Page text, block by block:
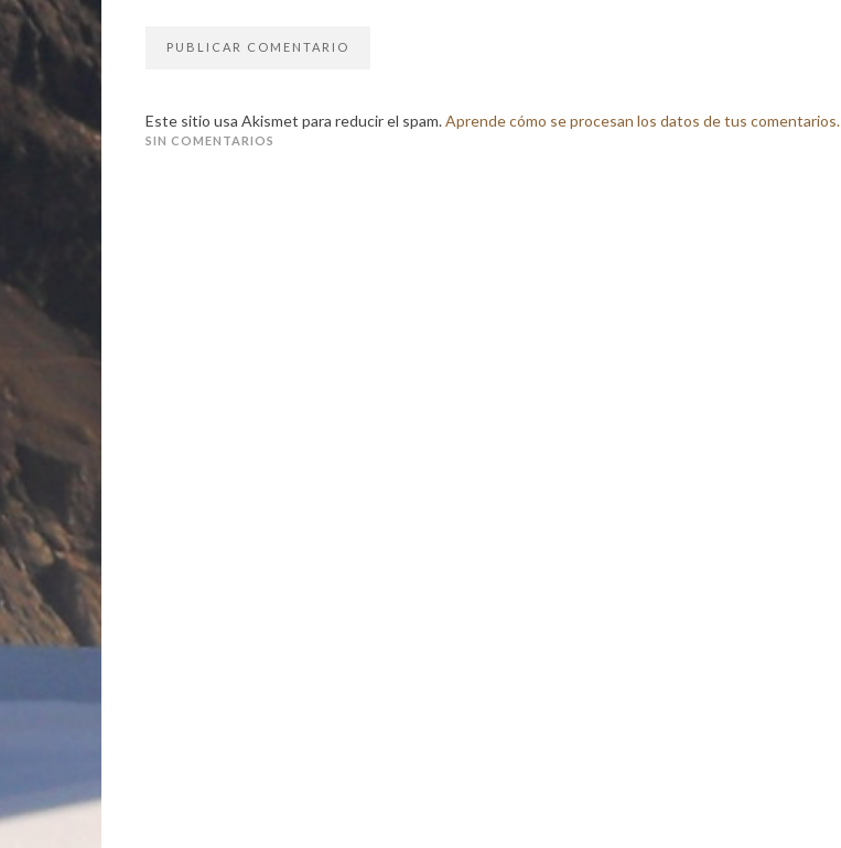
Este sitio usa Akismet para reducir el spam.Aprende cómo se procesan los datos de tus comentarios.
SIN COMENTARIOS